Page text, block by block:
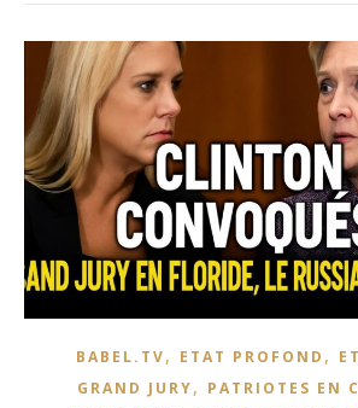
BABEL.TV, ETAT PROFOND ,
GRAND JURY, PATRIOTES EN